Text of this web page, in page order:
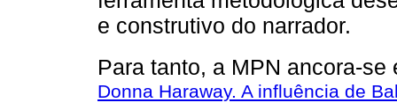
e construtivo do narrador.
Para tanto, a MPN ancora-
Donna Haraway. A influência de